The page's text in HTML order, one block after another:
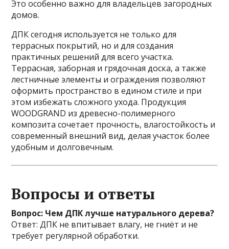
Это особенно важно для владельцев загородных
домов.
ДПК сегодня используется не только для
террасных покрытий, но и для создания
практичных решений для всего участка.
Террасная, заборная и грядочная доска, а также
лестничные элементы и ограждения позволяют
оформить пространство в едином стиле и при
этом избежать сложного ухода. Продукция
WOODGRAND из древесно-полимерного
композита сочетает прочность, влагостойкость и
современный внешний вид, делая участок более
удобным и долговечным.
Вопросы и ответы
Вопрос: Чем ДПК лучше натурального дерева?
Ответ: ДПК не впитывает влагу, не гниёт и не
требует регулярной обработки.